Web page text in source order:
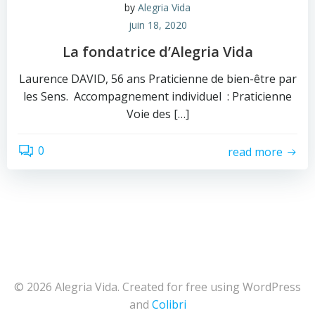
by Alegria Vida
juin 18, 2020
La fondatrice d’Alegria Vida
Laurence DAVID, 56 ans Praticienne de bien-être par
les Sens. Accompagnement individuel : Praticienne
Voie des […]
0 read more
© 2026 Alegria Vida. Created for free using WordPress
and Colibri